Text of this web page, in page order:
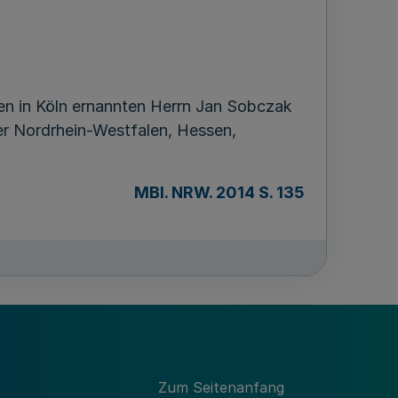
in Köln ernannten Herrn Jan Sobczak
Nordrhein-Westfalen, Hessen,
MBl. NRW. 2014 S. 135
Zum Seitenanfang